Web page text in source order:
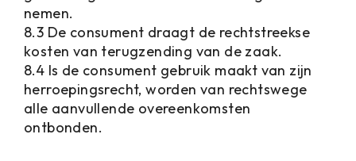
nemen.
8.3 De consument draagt de rechtstreekse
kosten van terugzending van de zaak.
8.4 ls de consument gebruik maakt van zijn
herroepingsrecht, worden van rechtswege
alle aanvullende overeenkomsten
ontbonden.